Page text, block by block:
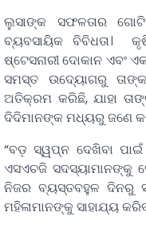
ଲୁସାଙ୍କ ସଫଳତାର
ବ୍ୟବସାୟିକ ବିବିଧତା।
ଷ୍ଟେସନାରୀ ଦୋକାନ ଏବଂ
ସମସ୍ତ ଉଦ୍ୟୋଗରୁ
ଅତିକ୍ରମ କରିଛି, ଯାହା
ଦିଦିମାନଙ୍କ ମଧ୍ୟରୁ ଜଣେ
“ବଡ଼ ସ୍ୱପ୍ନ ଦେଖିବା ପାଇଁ
ଏସଏଚଜି ସଦସ୍ୟାମାନଙ୍କୁ
ନିଜର ବ୍ୟସ୍ତବହୁଳ ଦିନରୁ
ମହିଳାମାନଙ୍କୁ ସାହାଯ୍ୟ